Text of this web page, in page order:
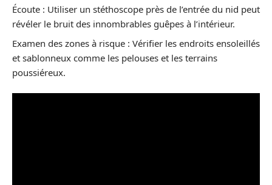
Écoute : Utiliser un stéthoscope près de l’entrée du nid peut
révéler le bruit des innombrables guêpes à l’intérieur.
Examen des zones à risque : Vérifier les endroits ensoleillés
et sablonneux comme les pelouses et les terrains
poussiéreux.